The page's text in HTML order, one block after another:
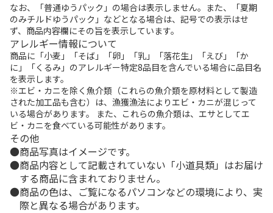
なお、「普通ゆうパック」の場合は表示しません。また、「夏期
のみチルドゆうパック」などとなる場合は、記号での表示はせ
ず、商品内容欄にその旨を表示しています。
アレルギー情報について
商品に「小麦」「そば」「卵」「乳」「落花生」「えび」「か
に」「くるみ」のアレルギー特定8品目を含んでいる場合に品目名
を表示します。
※エビ・カニを除く魚介類（これらの魚介類を原材料として製造
された加工品も含む）は、漁獲漁法によりエビ・カニが混じって
いる場合があります。 また、これらの魚介類は、エサとしてエ
ビ・カニを食べている可能性があります。
その他
商品写真はイメージです。
商品内容として記載されていない「小道具類」はお届け
する商品に含まれておりません。
商品の色は、ご覧になるパソコンなどの環境により、実
際と異なる場合があります。